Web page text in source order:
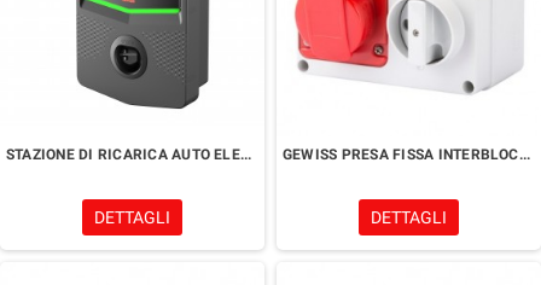
STAZIONE DI RICARICA AUTO ELETTRICHE
DETTAGLI
GEWISS PRESA FISSA INTERBLOCCATA ORIZZONTALE
DETTAGLI